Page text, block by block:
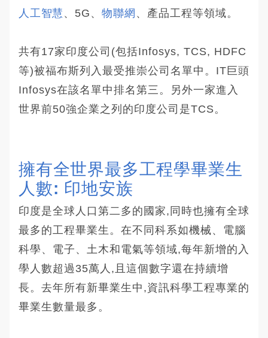
人工智慧 、5G、物聯網 、產品工程等領域。
共有17家印度公司(包括Infosys, TCS, HDFC
等)被福布斯列入最受推崇公司名單中。IT巨頭
Infosys在該名單中排名第三。另外一家進入
世界前50強企業之列的印度公司是TCS。
擁有全世界最多工程學畢業生
人數: 印地安族
印度是全球人口第二多的國家,同時也擁有全球
最多的工程畢業生。在不同科系如機械、電腦
科學、電子、土木和電氣等領域,每年新增的入
學人數超過35萬人,且這個數字還在持續增
長。去年所有新畢業生中,資訊科學工程專業的
畢業生數量最多。